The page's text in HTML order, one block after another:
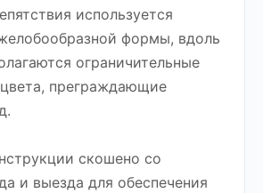
используется
формы, вдоль
ограничительные
преграждающие
скошено со
и выезда для обеспечения